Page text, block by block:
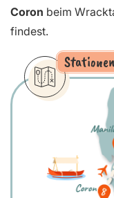
Coron beim
findest.
Stationen